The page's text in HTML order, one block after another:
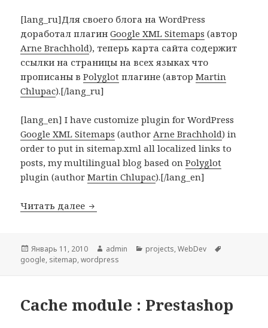
[lang_ru]Для своего блога на WordPress
доработал плагинGoogle XML Sitemaps (автор
Arne Brachhold), теперь карта сайта содержит
ссылки на страницы на всех языках что
прописаны вPolyglot плагине (авторMartin
Chlupac).[/lang_ru]
[lang_en] I have customize plugin for WordPress
Google XML Sitemaps (author Arne Brachhold) in
order to put in sitemap.xml all localized links to
posts, my multilingual blog based onPolyglot
plugin (authorMartin Chlupac).[/lang_en]
Читать далее [lang_ru]Доработанный sitemap
Опубликовано
Январь 11, 2010 Автор
admin Рубрики
projects,WebDev
google, sitemap,wordpress
Cache module : Prestashop